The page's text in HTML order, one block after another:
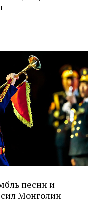
песни и
Монголии